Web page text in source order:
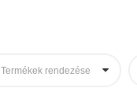
Termékek rendezése